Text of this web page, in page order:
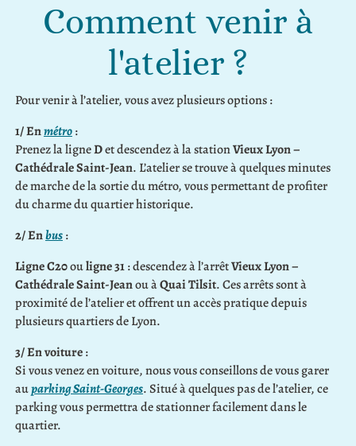
Comment venir à
l'atelier ?
Pour venir à l’atelier, vous avez plusieurs options :
1/ Enmétro:
Prenez la ligneDet descendez à la stationVieux Lyon –
Cathédrale Saint-Jean. L’atelier se trouve à quelques minutes
de marche de la sortie du métro, vous permettant de profiter
du charme du quartier historique.
2/ Enbus:
Ligne C20ouligne 31: descendez à l’arrêtVieux Lyon –
Cathédrale Saint-Jeanou àQuai Tilsit. Ces arrêts sont à
proximité de l’atelier et offrent un accès pratique depuis
plusieurs quartiers de Lyon.
3/ En voiture:
Si vous venez en voiture, nous vous conseillons de vous garer
auparking Saint-Georges. Situé à quelques pas de l’atelier, ce
parking vous permettra de stationner facilement dans le
quartier.